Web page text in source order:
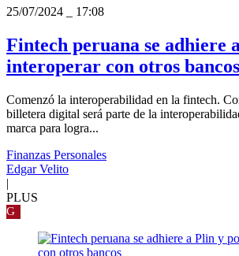
25/07/2024
17:08
Fintech peruana se adhiere
interoperar con otros bancos
Comenzó la interoperabilidad en la fintech.
billetera digital será parte de la
marca para logra...
Finanzas Personales
Edgar Velito
|
PLUS
G